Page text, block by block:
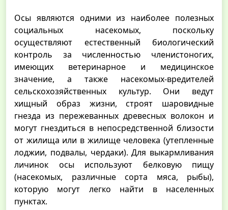
Осы являются одними из наиболее полезных
социальных насекомых, поскольку
осуществляют естественный биологический
контроль за численностью членистоногих,
имеющих ветеринарное и медицинское
значение, а также насекомых-вредителей
сельскохозяйственных культур. Они ведут
хищный образ жизни, строят шаровидные
гнезда из пережеванных древесных волокон и
могут гнездиться в непосредственной близости
от жилища или в жилище человека (утепленные
лоджии, подвалы, чердаки). Для выкармливания
личинок осы используют белковую пищу
(насекомых, различные сорта мяса, рыбы),
которую могут легко найти в населенных
пунктах.